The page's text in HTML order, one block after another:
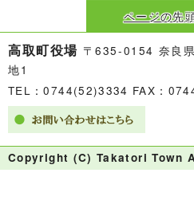
ページの先
高取町役場 〒635-0154 奈良
地1
TEL：0744(52)3334 FAX：
Copyright (C) Takatori Town